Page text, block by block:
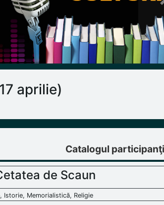
aprilie)
Catalogul
de Scaun
Istorie, Memorialistică, Religie